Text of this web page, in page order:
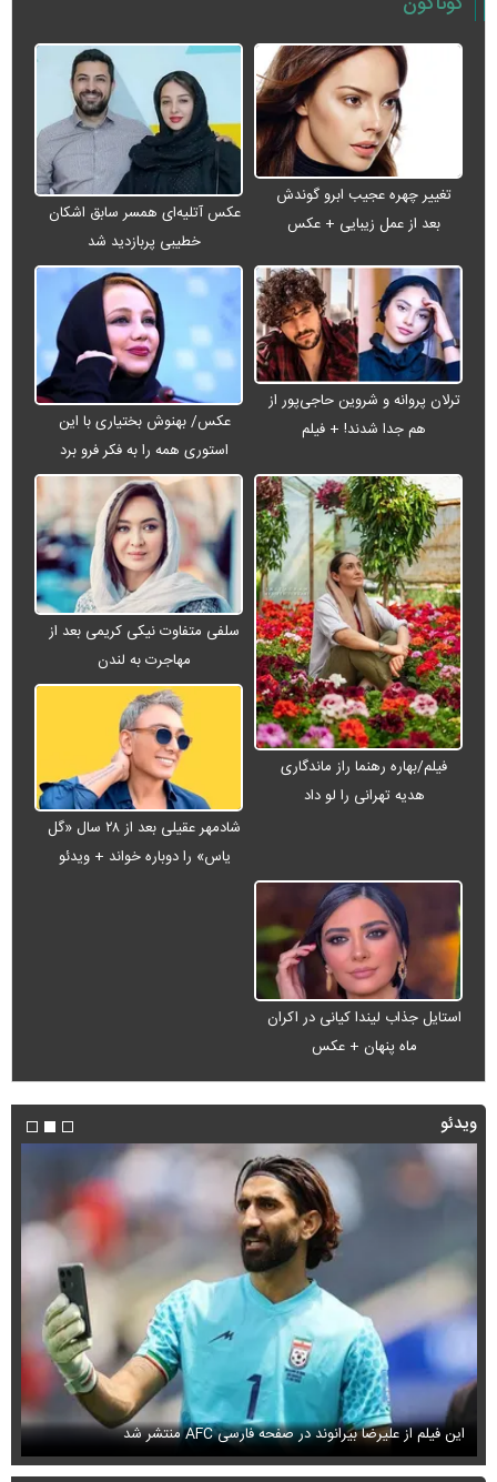
تغییر چهره عجیب ابرو گوندش
بعد از عمل زیبایی + عکس
عکس آتلیه‌ای همسر سابق اشکان
خطیبی پربازدید شد
ترلان پروانه و شروین حاجی‌پور از
هم جدا شدند! + فیلم
عکس/ بهنوش بختیاری با این
استوری همه را به فکر فرو برد
فیلم/بهاره رهنما راز ماندگاری
هدیه تهرانی را لو داد
سلفی متفاوت نیکی کریمی بعد از
مهاجرت به لندن
شادمهر عقیلی بعد از ۲۸ سال «گل
یاس» را دوباره خواند + ویدئو
استایل جذاب لیندا کیانی در اکران
ماه پنهان + عکس
ویدئو
این فیلم از علیرضا بیرانوند در صفحه فارسی AFC منتشر شد